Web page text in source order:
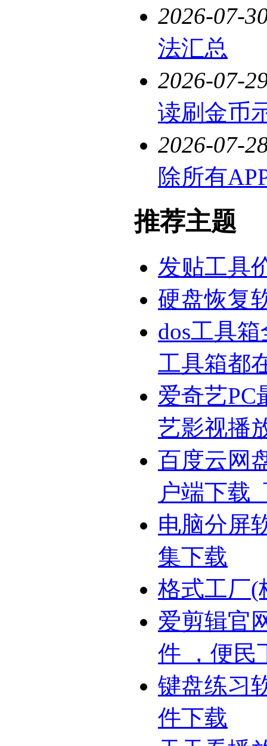
2026-07-
法汇总
2026-07-
读刷金币
2026-07-
除所有
推荐主题
发贴工具
硬盘恢复
dos工具
工具箱都
爱奇艺PC
艺影视播
百度云网
户端下载
电脑分屏
集下载
格式工厂(
爱剪辑官
件 ，便民
键盘练习
件下载